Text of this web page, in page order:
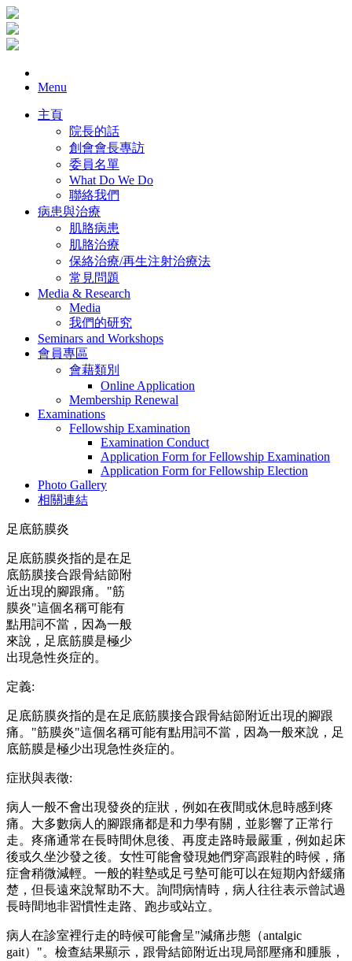
Menu
主頁
院長的話
創會會長專訪
委員名單
What Do We Do
聯絡我們
病患與治療
肌胳病患
肌胳治療
保絡治療/再生注射治療法
常見問題
Media & Research
Media
我們的研究
Seminars and Workshops
會員專區
會藉類別
Online Application
Membership Renewal
Examinations
Fellowship Examination
Examination Conduct
Application Form for Fellowship Examination
Application Form for Fellowship Election
Photo Gallery
相關連結
足底筋膜炎
足底筋膜炎指的是在足
底筋膜接合跟骨結節附
近出現的腳跟痛。"筋
膜炎"這個名稱可能有
點用詞不當，因為一般
來說，足底筋膜是極少
出現急性炎症的。
定義:
足底筋膜炎指的是在足底筋膜接合跟骨結節附近出現的腳跟
痛。"筋膜炎"這個名稱可能有點用詞不當，因為一般來說，足
底筋膜是極少出現急性炎症的。
症狀與表徵:
病人一般不會出現發炎的症狀，例如在夜間或休息時感到疼
痛。大多數病人的腳跟痛都是和力學有關，並影響了正常行
走。疼痛通常在長時間休息後、再度走路時最嚴重，例如起床
後或久坐沙發之後。女性可能會發現她們穿高跟鞋的時候，痛
症會稍微減輕。一般的鞋墊或足弓墊可能可以在短期內舒緩痛
楚，但長遠來說幫助不大。詢問病情時，病人往往表示曾試過
長時間地非習慣性走路、跑步或站立。
病人在診室裡行走的時候可能會呈"減痛步態（antalgic
gait）"。檢查結果顯示，跟骨結節附近出現局部壓痛和腫脹，